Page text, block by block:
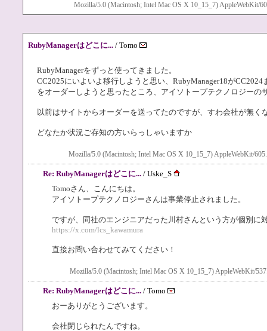
Mozilla/5.0 (Macintosh; Intel Mac OS X 10_15_7) AppleWebKit/
RubyManagerはどこに... / Tomo
RubyManagerをずっと使ってきました。
CC2025にいよいよ移行しようと思い、RubyManager18が
をオーダーしようと思ったところ、アイソトープテクノロジーの
以前はサイトからオーダーを送ってたのですが、すわ会社が無く
どなたか状況ご存知の方いらっしゃいますか
Mozilla/5.0 (Macintosh; Intel Mac OS X 10_15_7) AppleWebKit/
Re: RubyManagerはどこに... / Uske_S
Tomoさん、こんにちは。
アイソトープテクノロジーさんは事業停止されました。
ですが、同社のエンジニアだった川村さんという方が個別に
https://x.com/lcs_kawamura
直接お問い合わせてみてください！
Mozilla/5.0 (Macintosh; Intel Mac OS X 10_15_7) AppleWebKit/
Re: RubyManagerはどこに... / Tomo
おーありがとうございます。
会社閉じられたんですね。